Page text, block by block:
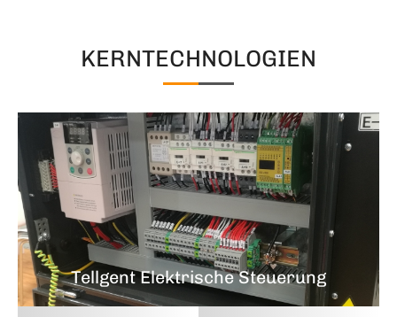
KERNTECHNOLOGIEN
Tellgent Elektrische Steuerung